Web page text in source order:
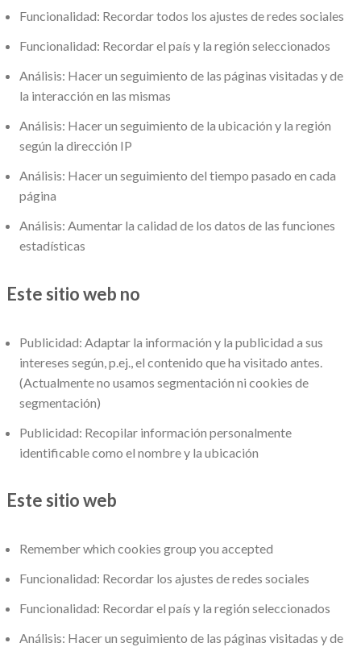
Funcionalidad: Recordar todos los ajustes de redes sociales
Funcionalidad: Recordar el país y la región seleccionados
Análisis: Hacer un seguimiento de las páginas visitadas y de
la interacción en las mismas
Análisis: Hacer un seguimiento de la ubicación y la región
según la dirección IP
Análisis: Hacer un seguimiento del tiempo pasado en cada
página
Análisis: Aumentar la calidad de los datos de las funciones
estadísticas
Este sitio web no
Publicidad: Adaptar la información y la publicidad a sus
intereses según, p.ej., el contenido que ha visitado antes.
(Actualmente no usamos segmentación ni cookies de
segmentación)
Publicidad: Recopilar información personalmente
identificable como el nombre y la ubicación
Este sitio web
Remember which cookies group you accepted
Funcionalidad: Recordar los ajustes de redes sociales
Funcionalidad: Recordar el país y la región seleccionados
Análisis: Hacer un seguimiento de las páginas visitadas y de